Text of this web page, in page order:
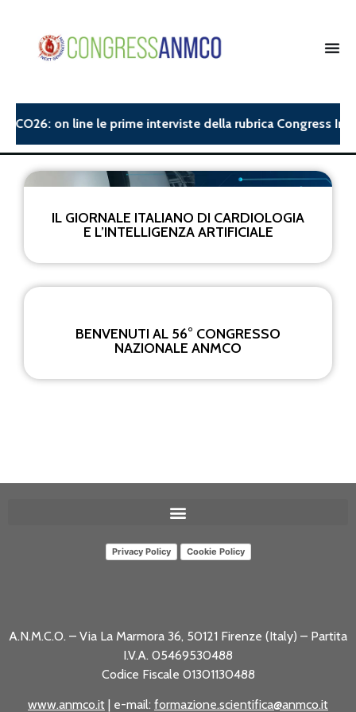
on line le prime interviste della rubrica Congress
IL GIORNALE ITALIANO DI CARDIOLOGIA
E L’INTELLIGENZA ARTIFICIALE
BENVENUTI AL 56° CONGRESSO
NAZIONALE ANMCO
Privacy Policy Cookie Policy
A.N.M.C.O. – Via La Marmora 36, 50121 Firenze (Italy) – Partita
I.V.A. 05469530488
Codice Fiscale 01301130488
www.anmco.it | e-mail: formazione.scientifica@anmco.it